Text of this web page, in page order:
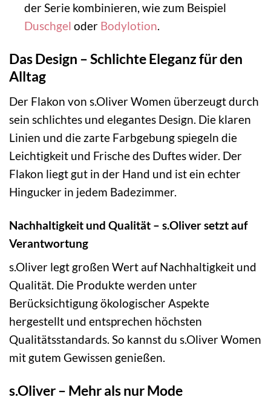
der Serie kombinieren, wie zum Beispiel
Duschgel oder Bodylotion.
Das Design – Schlichte Eleganz für den
Alltag
Der Flakon von s.Oliver Women überzeugt durch
sein schlichtes und elegantes Design. Die klaren
Linien und die zarte Farbgebung spiegeln die
Leichtigkeit und Frische des Duftes wider. Der
Flakon liegt gut in der Hand und ist ein echter
Hingucker in jedem Badezimmer.
Nachhaltigkeit und Qualität – s.Oliver setzt auf
Verantwortung
s.Oliver legt großen Wert auf Nachhaltigkeit und
Qualität. Die Produkte werden unter
Berücksichtigung ökologischer Aspekte
hergestellt und entsprechen höchsten
Qualitätsstandards. So kannst du s.Oliver Women
mit gutem Gewissen genießen.
s.Oliver – Mehr als nur Mode